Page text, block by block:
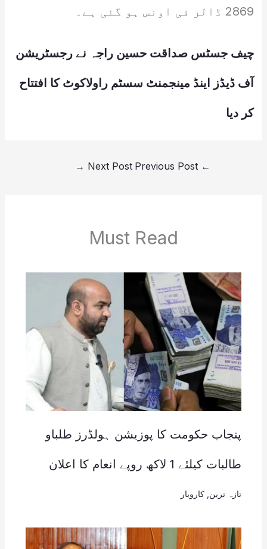
2869 ڈالر فی اونس ہو گئی ہے۔
چیف جسٹس صداقت حسین راجہ نے رجسٹریشن
آف ڈیڈز اینڈ مینجمنٹ سسٹم راولاکوٹ کا افتتاح
کر دیا
←
Next Post
→
Must Read
پنجاب حکومت کا پوزیشن ہولڈرز طلباو
طالبات کیلئے 1 لاکھ روپے انعام کا اعلان
تازہ ترین کاروبار